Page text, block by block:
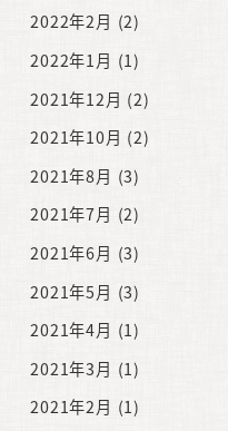
2022年2月 (2)
2022年1月 (1)
2021年12月 (2)
2021年10月 (2)
2021年8月 (3)
2021年7月 (2)
2021年6月 (3)
2021年5月 (3)
2021年4月 (1)
2021年3月 (1)
2021年2月 (1)